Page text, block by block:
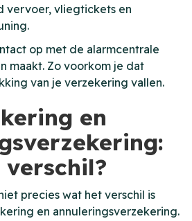
vervoer, vliegtickets en
op met de alarmcentrale
maakt. Zo voorkom je dat
van je verzekering vallen.
en
precies wat het verschil is
en annuleringsverzekering.